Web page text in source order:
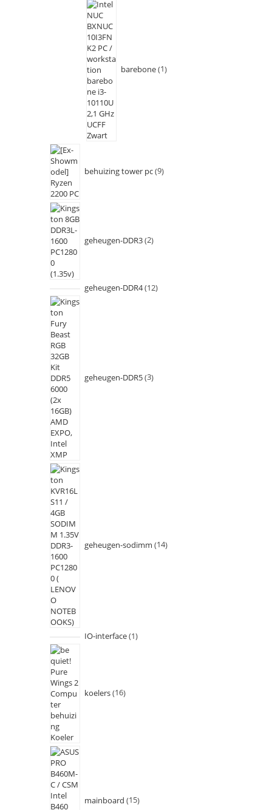
barebone 1
behuizing tower pc 9
geheugen-DDR3 2
geheugen-DDR4 12
geheugen-DDR5 3
geheugen-sodimm 14
IO-interface 1
koelers 16
mainboard 15